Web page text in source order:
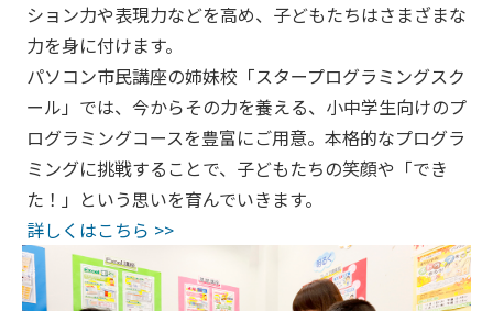
ション力や表現力などを高め、子どもたちはさまざまな
力を身に付けます。
パソコン市民講座の姉妹校「スタープログラミングスク
ール」では、今からその力を養える、小中学生向けのプ
ログラミングコースを豊富にご用意。本格的なプログラ
ミングに挑戦することで、子どもたちの笑顔や「でき
た！」という思いを育んでいきます。
詳しくはこちら >>